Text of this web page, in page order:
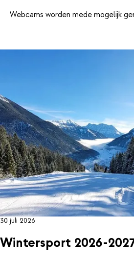
Webcams worden mede mogelijk
30 juli 2026
Wintersport 2026-